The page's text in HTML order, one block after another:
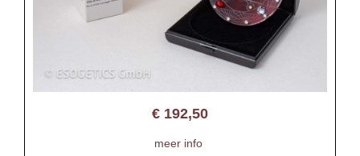
€ 192,50
meer info